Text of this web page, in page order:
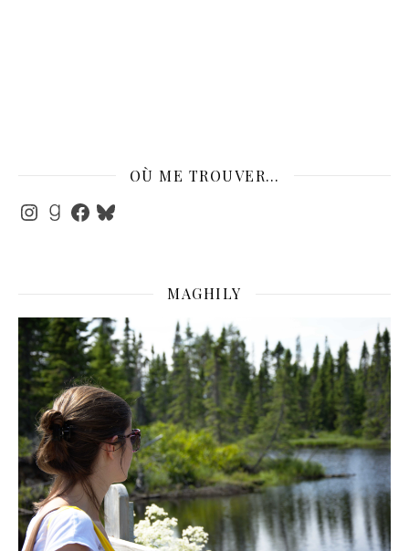
OÙ ME TROUVER…
Instagram
Goodreads
Facebook
Bluesky
MAGHILY